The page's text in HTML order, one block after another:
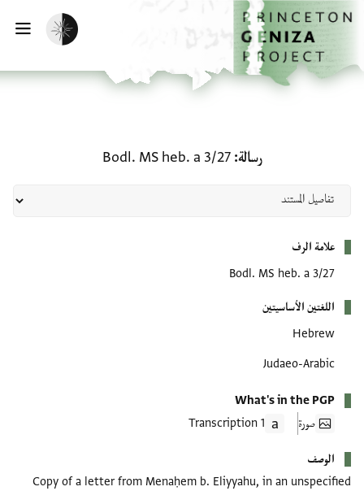
إلى المحتوى الرئيسي
الرئيسية
تفعيل الوضع المظلم
رسالة Bodl. MS heb. a 3/27
علامة الرف
Bodl. MS heb. a 3/27
اللغتين الأساسيتين
Hebrew
Judaeo-Arabic
What's in the PGP
صورة
1 Transcription
الوصف
Copy of a letter from Menaḥem b. Eliyyahu, in an unspecified